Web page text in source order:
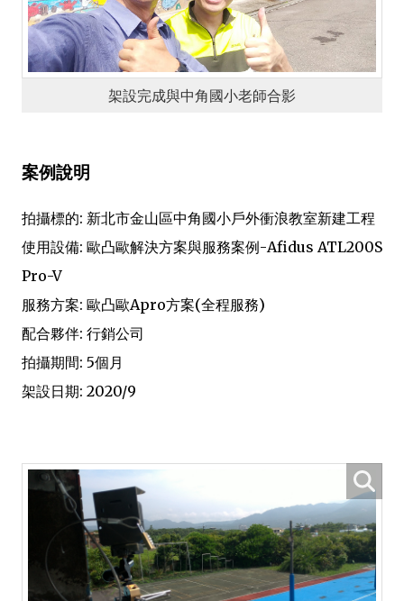
架設完成與中角國小老師合影
案例說明
拍攝標的: 新北市金山區中角國小戶外衝浪教室新建工程
使用設備: 歐凸歐解決方案與服務案例-Afidus ATL200S
Pro-V
服務方案: 歐凸歐Apro方案(全程服務)
配合夥伴: 行銷公司
拍攝期間: 5個月
架設日期: 2020/9